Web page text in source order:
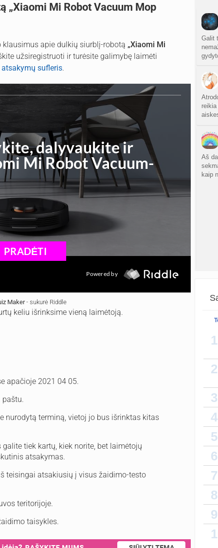
Mi Robot Vacuum Mop
apie dulkių siurblį-robotą „Xiaomi Mi
užsiregistruoti ir turėsite galimybę laimėti
atsakymų sufleris.
Maker- sukurė Riddle
keliu išrinksime vieną laimėtoją.
apačioje 2021 04 05.
paštu.
nurodytą terminą, vietoj jo bus išrinktas kitas
tiek kartų, kiek norite, bet laimėtojų
atsakymas.
teisingai atsakiusių į visus žaidimo-testo
teritorijoje.
taisykles.
Galit
Aš
kaip
1
2
3
4
5
6
7
8
9